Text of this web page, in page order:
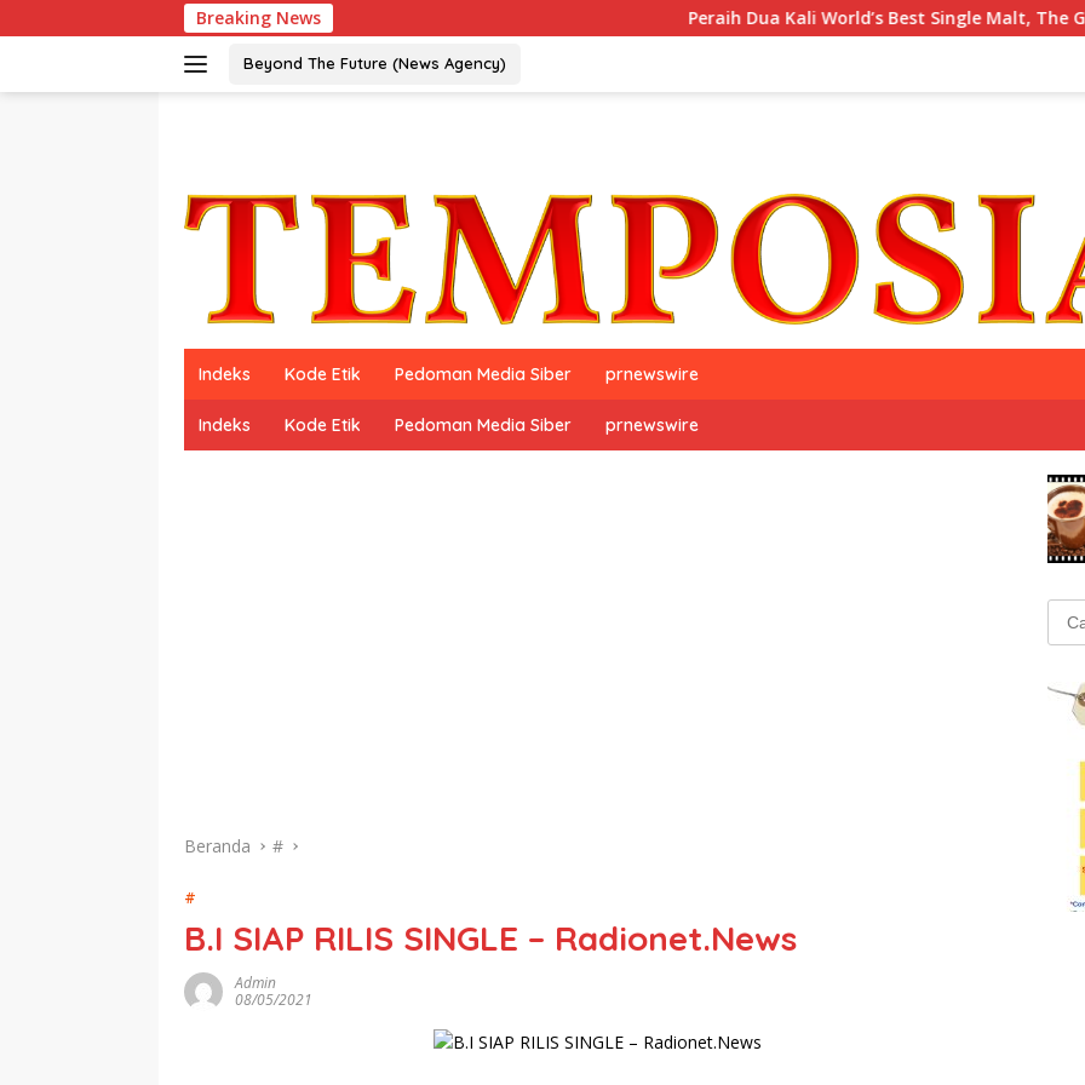
ke
Breaking News Peraih Dua Kali World’s Best Single Malt, The GlenAllachie,
Beyond The Future (News Agency)
Indeks Kode Etik Pedoman Media Siber prnewswire
Indeks Kode Etik Pedoman Media Siber prnewswire
Beranda #
#
B.I SIAP RILIS SINGLE – Radionet.News
Admin
08/05/2021